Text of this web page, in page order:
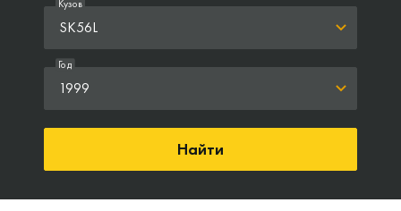
SK56L
Кузов
1999
Год
Найти